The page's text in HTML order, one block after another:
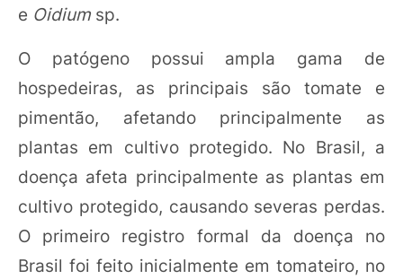
e Oidium sp.
O patógeno possui ampla gama de
hospedeiras, as principais são tomate e
pimentão, afetando principalmente as
plantas em cultivo protegido. No Brasil, a
doença afeta principalmente as plantas em
cultivo protegido, causando severas perdas.
O primeiro registro formal da doença no
Brasil foi feito inicialmente em tomateiro, no